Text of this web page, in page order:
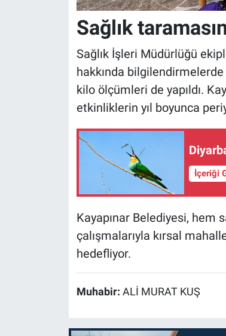
Sağlık
Sağlık İşleri Müdürlüğü
hakkında bilgilendirmelerde
kilo ölçümleri de yapıldı.
etkinliklerin yıl boyunca
İçeriği
Kayapınar Belediyesi, hem
çalışmalarıyla kırsal
hedefliyor.
Muhabir: ALİ MURAT KUŞ